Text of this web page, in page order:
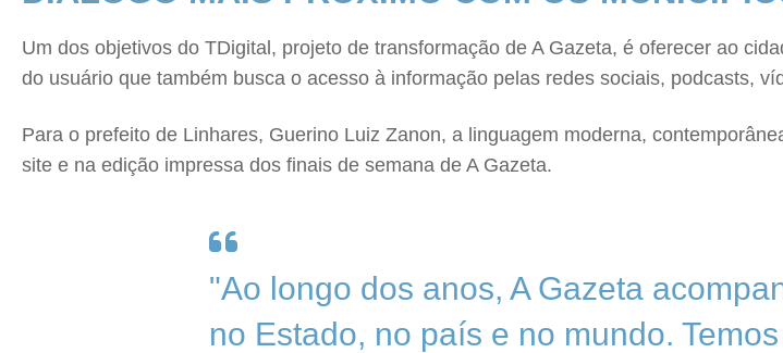
Um dos objetivos do TDigital, projeto de transformação de A Gazeta, é oferecer ao
do usuário que também busca o acesso à informação pelas redes sociais, podcasts,
Para o prefeito de Linhares, Guerino Luiz Zanon, a linguagem moderna,
site e na edição impressa dos finais de semana de A Gazeta.
"Ao longo dos anos, A Gazeta
no Estado, no país e no mundo.